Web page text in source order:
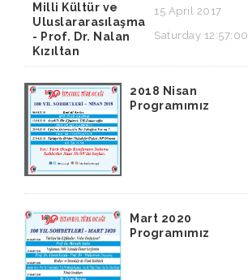
Milli Kültür ve
Uluslararasılaşma
- Prof. Dr. Nalan
Kızıltan
15 April 2017
Saturday 12:57:00
2018 Nisan
Programımız
Mart 2020
Programımız